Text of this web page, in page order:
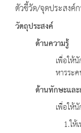
ตัวชี้วัด/จุดประสงค์
วัตถุประสงค์
ด้านความรู้
เพื่อให้
หารระ
ด้านทักษะแล
เพื่อให้
1.ให้